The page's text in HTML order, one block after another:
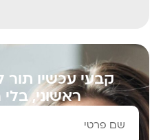
קבעי עכשיו תור
ראשוני,